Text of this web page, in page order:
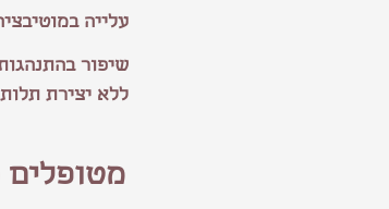
עלייה
שיפור
ללא יצירת